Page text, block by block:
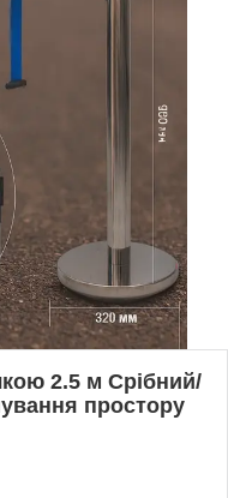
2.5 м Срібний/
простору